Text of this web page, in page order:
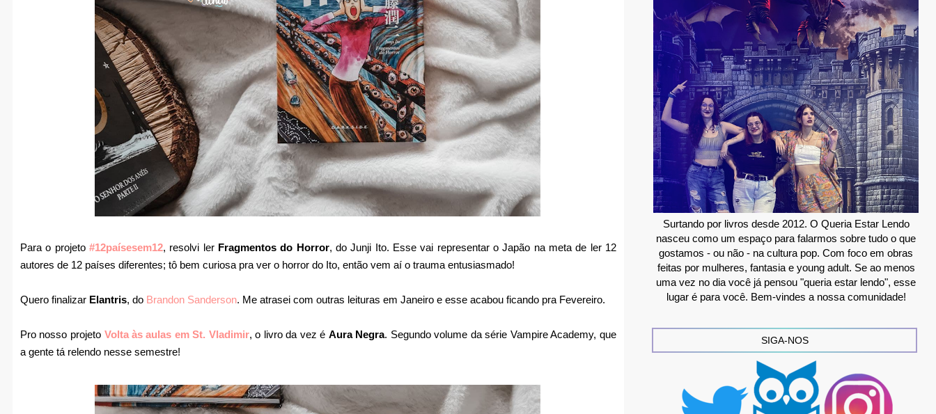
Para o projeto #12paísesem12, resolvi ler Fragmentos do Horror, do Junji Ito. Esse vai representar o Japão na meta de ler 12
autores de 12 países diferentes; tô bem curiosa pra ver o horror do Ito, então vem aí o trauma entusiasmado!
Quero finalizar Elantris, do Brandon Sanderson. Me atrasei com outras leituras em Janeiro e esse acabou ficando pra Fevereiro.
Pro nosso projeto Volta às aulas em St. Vladimir, o livro da vez é Aura Negra. Segundo volume da série Vampire Academy, que
a gente tá relendo nesse semestre!
Surtando por livros desde 2012. O Queria Estar Lendo
nasceu como um espaço para falarmos sobre tudo o que
gostamos - ou não - na cultura pop. Com foco em obras
feitas por mulheres, fantasia e young adult. Se ao menos
uma vez no dia você já pensou "queria estar lendo", esse
lugar é para você. Bem-vindes a nossa comunidade!
SIGA-NOS